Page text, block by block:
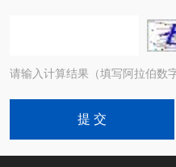
请输入计算结果（填写阿拉伯数